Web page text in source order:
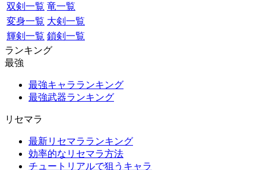
双剣一覧 竜一覧
変身一覧 大剣一覧
輝剣一覧 鎖剣一覧
ランキング
最強
最強キャラランキング
最強武器ランキング
リセマラ
最新リセマラランキング
効率的なリセマラ方法
チュートリアルで狙うキャラ